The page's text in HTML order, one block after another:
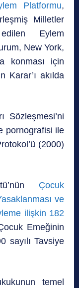
Platformu,
Milletler
Eylem
New York,
konması için
akılda
Sözleşmesi’ni
pornografisi ile
(2000)
Çocuk
ve
ilişkin 182
Emeğinin
sayılı Tavsiye
temel